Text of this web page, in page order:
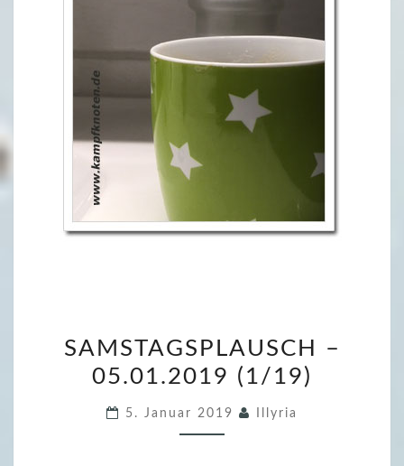
A
M
SAMSTAGSPLAUSCH –
05.01.2019 (1/19)
5. Januar 2019 Illyria